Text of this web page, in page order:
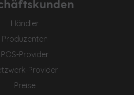
Händler
Produzenten
POS-Provider
Provider
Preise